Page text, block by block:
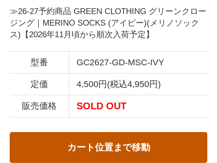
≫26-27予約商品 GREEN CLOTHING グリーンクロー
ジング｜MERINO SOCKS (アイビー)(メリノソック
ス)【2026年11月頃から順次入荷予定】
型番 GC2627-GD-MSC-IVY
定価 4,500円(税込4,950円)
販売価格 SOLD OUT
カート位置まで移動